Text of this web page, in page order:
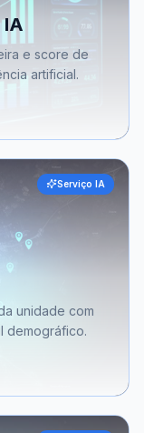
IA
e score de
artificial.
Serviço IA
unidade com
demográfico.